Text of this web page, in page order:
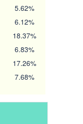
5.62%
6.12%
18.37%
6.83%
17.26%
7.68%